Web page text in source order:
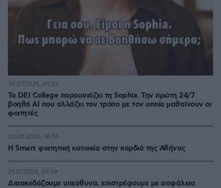
Το DEI College παρουσιάζει τη Sophia. Την πρώτη 24/7
βοηθό AI που αλλάζει τον τρόπο με τον οποίο μαθαίνουν οι
φοιτητές
30.07.2026, 09:33
Η Smart φοιτητική κατοικία στην καρδιά της Αθήνας
03.08.2026, 10:56
Διασκεδάζουμε υπεύθυνα, επιστρέφουμε με ασφάλεια
29.07.2026, 09:39